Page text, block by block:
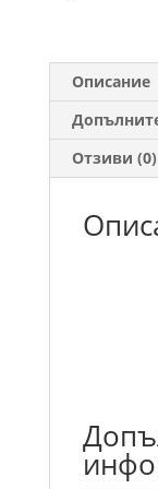
Описание
Отзиви (0)